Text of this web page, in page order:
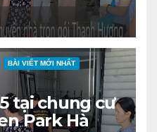
BÀI VIẾT MỚI NHẤT
tại chung cư
Park Hà